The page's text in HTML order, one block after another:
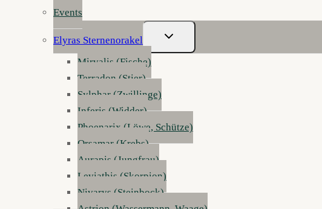
Events
Elyras Sternenorakel
Untermenü
Umschalten
Mirvalis (Fische)
Terradon (Stier)
Sylphar (Zwillinge)
Inferis (Widder)
Phoenarix (Löwe, Schütze)
Orsamar (Krebs)
Aurapis (Jungfrau)
Leviathis (Skorpion)
Nivarys (Steinbock)